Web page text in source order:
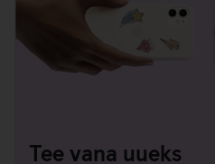
Tee vana uueks